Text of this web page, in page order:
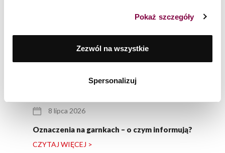
Pokaż szczegóły
Zezwól na wszystkie
Spersonalizuj
8 lipca 2026
Oznaczenia na garnkach – o czym informują?
CZYTAJ WIĘCEJ >